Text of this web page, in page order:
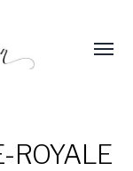
Menü
ROYALE